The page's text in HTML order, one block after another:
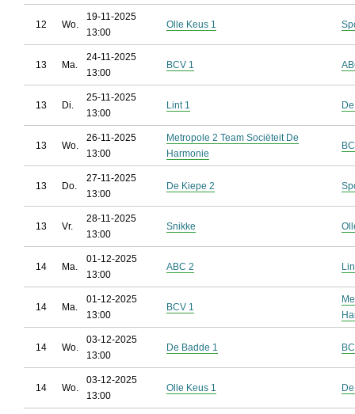
12 Wo.
19-11-2025
13:00
Olle Keus 1
13 Ma.
24-11-2025
13:00
BCV 1
13 Di.
25-11-2025
13:00
Lint 1
13 Wo.
26-11-2025
13:00
Metropole 2 Team Sociëteit De
Harmonie
13 Do.
27-11-2025
13:00
De Kiepe 2
13 Vr.
28-11-2025
13:00
Snikke
14 Ma.
01-12-2025
13:00
ABC 2
14 Ma.
01-12-2025
13:00
BCV 1
14 Wo.
03-12-2025
13:00
De Badde 1
14 Wo.
03-12-2025
13:00
Olle Keus 1